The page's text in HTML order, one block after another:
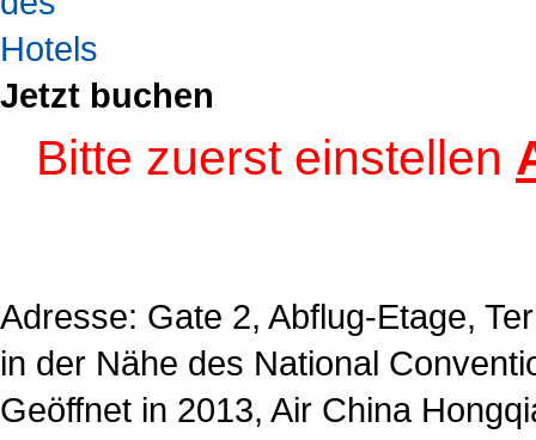
Jetzt buchen
Bitte zuerst einstellen
Adresse: Gate 2, Abflug-Etage,
in der Nähe des National
Geöffnet in 2013, Air China